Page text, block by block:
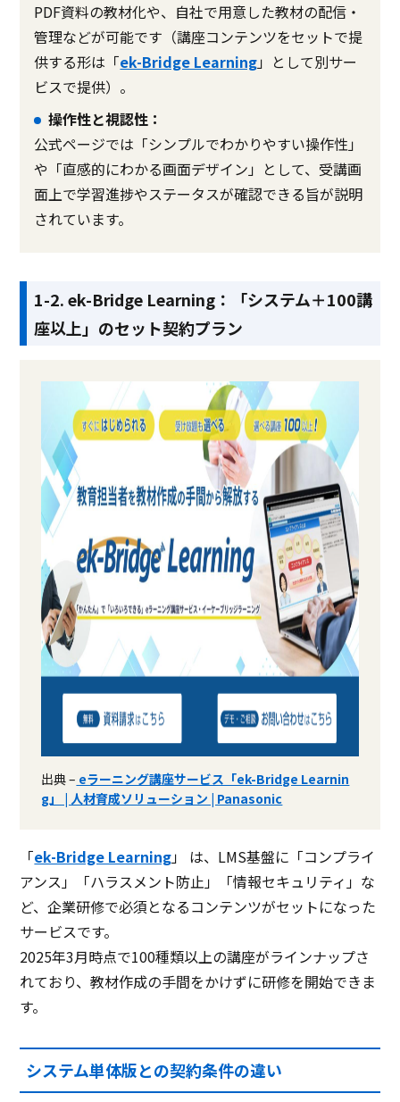
PDF資料の教材化や、自社で用意した教材の配信・
管理などが可能です（講座コンテンツをセットで提
供する形は「ek-Bridge Learning」として別サー
ビスで提供）。
操作性と視認性：
公式ページでは「シンプルでわかりやすい操作性」
や「直感的にわかる画面デザイン」として、受講画
面上で学習進捗やステータスが確認できる旨が説明
されています。
1-2. ek-Bridge Learning：「システム＋100講
座以上」のセット契約プラン
出典 – eラーニング講座サービス「ek-Bridge Learnin
g」 | 人材育成ソリューション | Panasonic
「ek-Bridge Learning」 は、LMS基盤に「コンプライ
アンス」「ハラスメント防止」「情報セキュリティ」な
ど、企業研修で必須となるコンテンツがセットになった
サービスです。
2025年3月時点で100種類以上の講座がラインナップさ
れており、教材作成の手間をかけずに研修を開始できま
す。
システム単体版との契約条件の違い